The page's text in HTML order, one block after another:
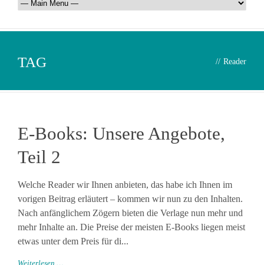
TAG // Reader
E-Books: Unsere Angebote,
Teil 2
Welche Reader wir Ihnen anbieten, das habe ich Ihnen im
vorigen Beitrag erläutert – kommen wir nun zu den Inhalten.
Nach anfänglichem Zögern bieten die Verlage nun mehr und
mehr Inhalte an. Die Preise der meisten E-Books liegen meist
etwas unter dem Preis für di...
Weiterlesen …